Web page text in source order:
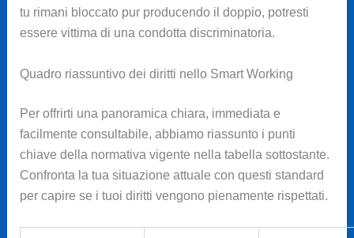
tu rimani bloccato pur producendo il doppio, potresti
essere vittima di una condotta discriminatoria.
Quadro riassuntivo dei diritti nello Smart Working
Per offrirti una panoramica chiara, immediata e
facilmente consultabile, abbiamo riassunto i punti
chiave della normativa vigente nella tabella sottostante.
Confronta la tua situazione attuale con questi standard
per capire se i tuoi diritti vengono pienamente rispettati.